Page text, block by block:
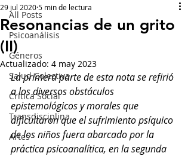
All Posts
Psicoanálisis
Géneros
Salud Colectiva
Crítica Social
Transdisciplina
Artes
Resonancias de un grito
(II)
29 jul 20205 min de lectura
Actualizado: 4 may 2023
La primera parte de esta nota se refirió
a los diversos obstáculos
epistemológicos y morales que
dificultaron que el sufrimiento psíquico
de los niños fuera abarcado por la
práctica psicoanalítica, en la segunda